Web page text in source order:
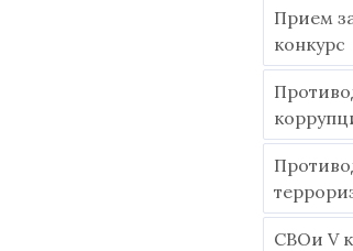
Прием
конкурс
СВОи V